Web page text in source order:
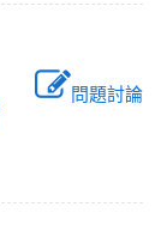
問題討論